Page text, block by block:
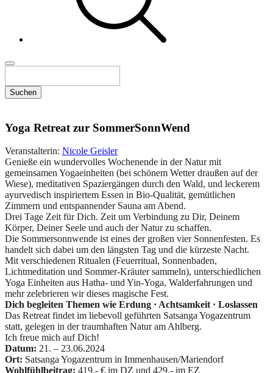
Suchen
Yoga Retreat zur SommerSonnWend
Veranstalterin: Nicole Geisler
Genieße ein wundervolles Wochenende in der Natur mit
gemeinsamen Yogaeinheiten (bei schönem Wetter draußen auf der
Wiese), meditativen Spaziergängen durch den Wald, und leckerem
ayurvedisch inspiriertem Essen in Bio-Qualität, gemütlichen
Zimmern und entspannender Sauna am Abend.
Drei Tage Zeit für Dich. Zeit um Verbindung zu Dir, Deinem
Körper, Deiner Seele und auch der Natur zu schaffen.
Die Sommersonnwende ist eines der großen vier Sonnenfesten. Es
handelt sich dabei um den längsten Tag und die kürzeste Nacht.
Mit verschiedenen Ritualen (Feuerritual, Sonnenbaden,
Lichtmeditation und Sommer-Kräuter sammeln), unterschiedlichen
Yoga Einheiten aus Hatha- und Yin-Yoga, Walderfahrungen und
mehr zelebrieren wir dieses magische Fest.
Dich begleiten Themen wie Erdung · Achtsamkeit · Loslassen
Das Retreat findet im liebevoll geführten Satsanga Yogazentrum
statt, gelegen in der traumhaften Natur am Ahlberg.
Ich freue mich auf Dich!
Datum: 21. – 23.06.2024
Ort: Satsanga Yogazentrum in Immenhausen/Mariendorf
Wohlfühlbeitrag: 419,- € im DZ und 429,- im EZ